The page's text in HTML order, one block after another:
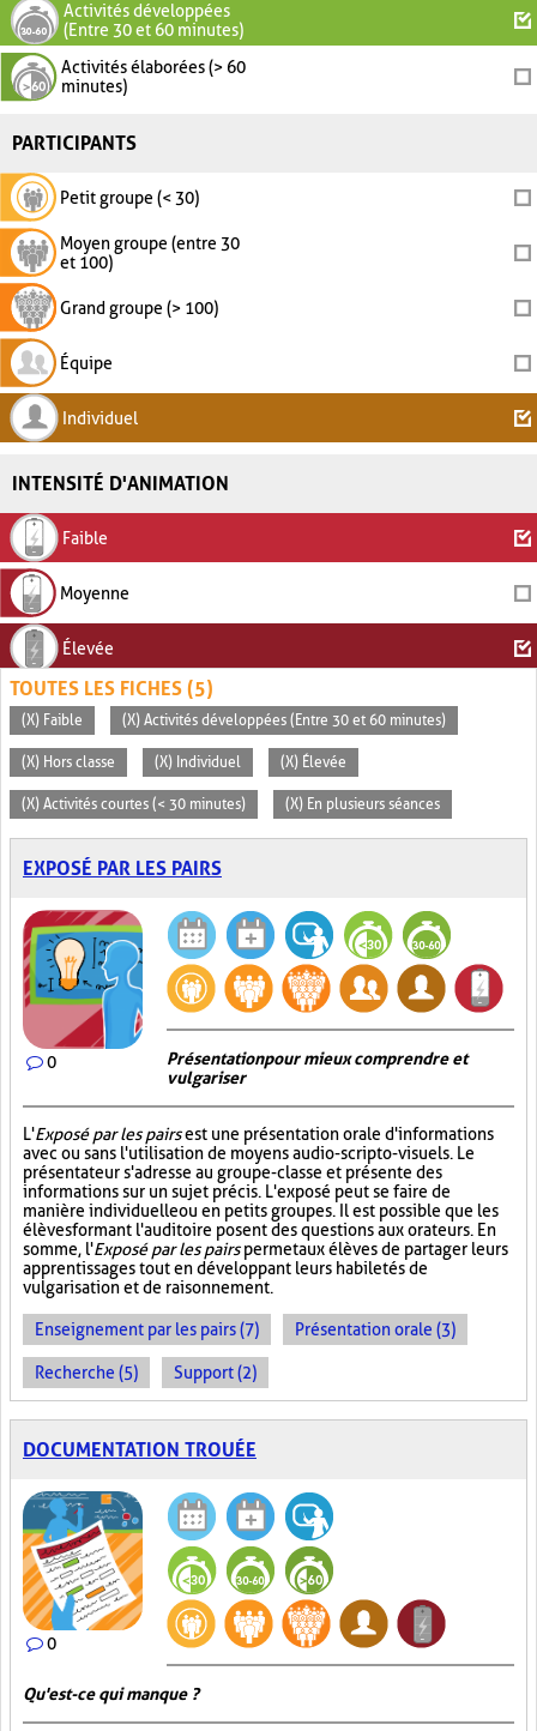
Activités développées
(Entre 30 et 60 minutes)
Activités élaborées (> 60
minutes)
PARTICIPANTS
Petit groupe (< 30)
Moyen groupe (entre 30
et 100)
Grand groupe (> 100)
Équipe
Individuel
INTENSITÉ D'ANIMATION
Faible
Moyenne
Élevée
TOUTES LES FICHES (5)
(X) Faible (X) Activités développées (Entre 30 et 60 minutes)
(X) Hors classe (X) Individuel (X) Élevée
(X) Activités courtes (< 30 minutes) (X) En plusieurs séances
EXPOSÉ PAR LES PAIRS
0
Présentation pour mieux comprendre et
vulgariser
L'Exposé par les pairsest une présentation orale d'informations
avec ou sans l'utilisation de moyens audio-scripto-visuels. Le
présentateur s'adresse au groupe-classe et présente des
informations sur un sujet précis. L'exposé peut se faire de
manière individuelle ou en petits groupes. Il est possible que les
élèves formant l'auditoire posent des questions aux orateurs. En
somme, l'Exposé par les pairspermet aux élèves de partager leurs
apprentissages tout en développant leurs habiletés de
vulgarisation et de raisonnement.
Enseignement par les pairs (7) Présentation orale (3)
Recherche (5) Support (2)
DOCUMENTATION TROUÉE
0
Qu'est-ce qui manque ?